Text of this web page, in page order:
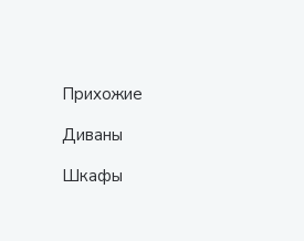
Прихожие
Диваны
Шкафы